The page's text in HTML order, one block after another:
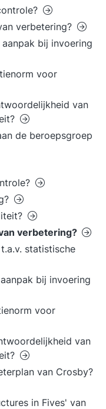
verbetering?
bij invoering
voor
van
de beroepsgroep
verbetering?
statistische
bij invoering
voor
van
van Crosby?
in Fives' van